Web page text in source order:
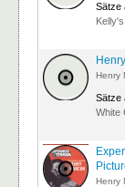
Sätze
Henry
Sätze
White
Henry